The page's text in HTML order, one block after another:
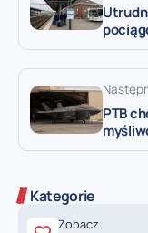
PTB
Kategorie
Zobacz